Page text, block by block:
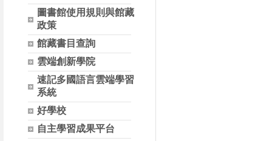
圖書館使用規則與館藏
政策
館藏書目查詢
雲端創新學院
速記多國語言雲端學習
系統
好學校
自主學習成果平台